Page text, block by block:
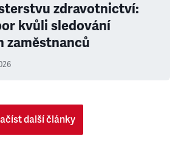
zdravotnictví:
kvůli sledování
zaměstnanců
další články